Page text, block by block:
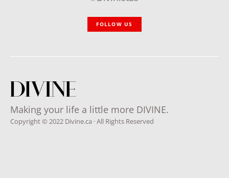
FOLLOW US
Making your life a little more DIVINE.
Copyright © 2022 Divine.ca · All Rights Reserved